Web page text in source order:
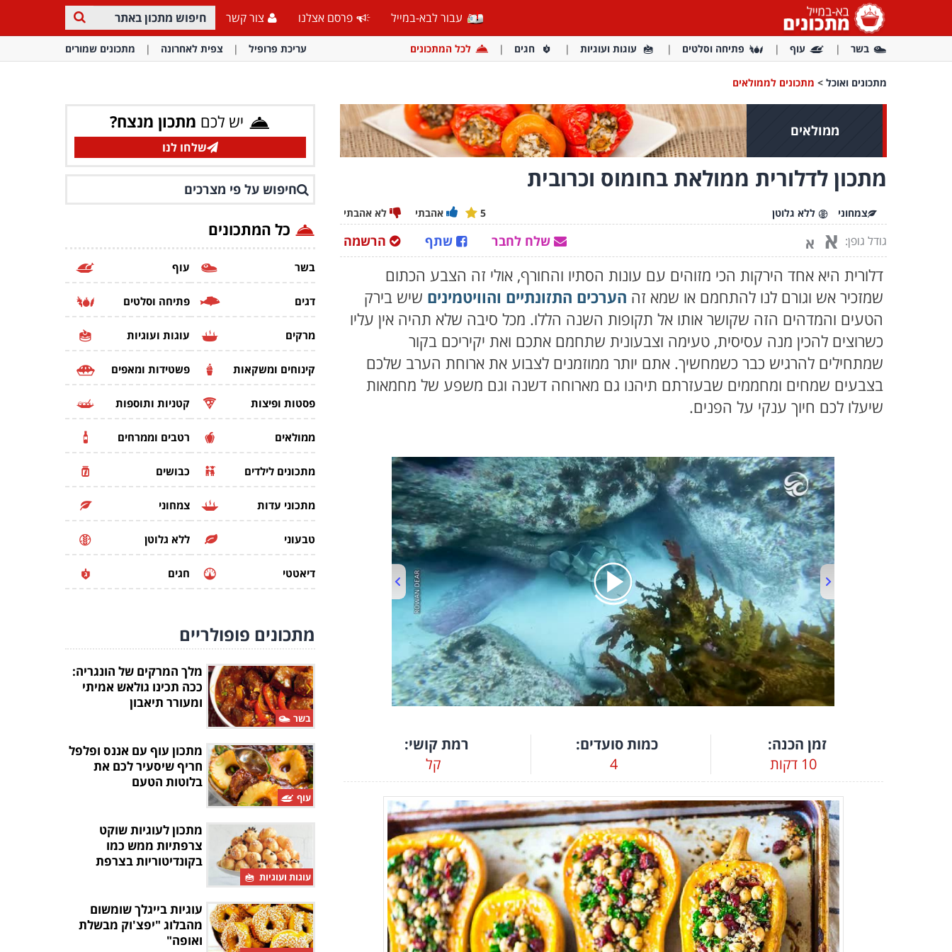
עבור לבא-במייל פרסם אצלנו צור קשר
בשר עוף פתיחה וסלטים עוגות ועוגיות חגים לכל המתכונים עריכת פרופיל צפית לאחרונה מתכונים שמורים
מתכונים ואוכל > מתכונים לממולאים
ממולאים
מתכון לדלורית ממולאת בחומוס וכרובית
צמחוני ללא גלוטן אהבתי לא אהבתי 5
גודל גופן: א א הרשמה שתף שלח לחבר
דלורית היא אחד הירקות הכי מזוהים עם עונות הסתיו והחורף, אולי זה הצבע הכתום
שמזכיר אש וגורם לנו להתחמם או שמא זה הערכים התזונתיים והוויטמינים שיש בירק
הטעים והמדהים הזה שקושר אותו אל תקופות השנה הללו. מכל סיבה שלא תהיה אין עליו
כשרוצים להכין מנה עסיסית, טעימה וצבעונית שתחמם אתכם ואת יקיריכם בקור
שמתחילים להרגיש כבר כשמחשיך. אתם יותר ממוזמנים לצבוע את ארוחת הערב שלכם
בצבעים שמחים ומחממים שבעזרתם תיהנו גם מארוחה דשנה וגם משפע של מחמאות
שיעלו לכם חיוך ענקי על הפנים.
00:00/02:34
זמן הכנה:
10 דקות
כמות סועדים:
4
רמת קושי:
קל
יש לכם מתכון מנצח?
שלחו לנו
חיפוש על פי מצרכים
כל המתכונים
בשר עוף
דגים פתיחה וסלטים
מרקים עוגות ועוגיות
קינוחים ומשקאות פשטידות ומאפים
פסטות ופיצות קטניות ותוספות
ממולאים רטבים וממרחים
מתכונים לילדים כבושים
מתכוני עדות צמחוני
טבעוני ללא גלוטן
דיאטטי חגים
מתכונים פופולריים
בשר
מלך המרקים של הונגריה:
ככה תכינו גולאש אמיתי
ומעורר תיאבון
עוף
מתכון עוף עם אננס ופלפל
חריף שיסעיר לכם את
בלוטות הטעם
עוגות ועוגיות
מתכון לעוגיות שוקט
צרפתיות ממש כמו
בקונדיטוריות בצרפת
עוגיות בייגלך שומשום
מהבלוג "יפצ'וק מבשלת
ואופה"